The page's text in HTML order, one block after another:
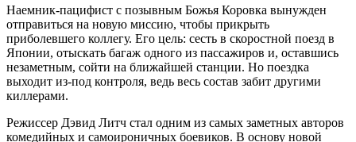
Наемник-пацифист с позывным Божья Коровка вынужден
отправиться на новую миссию, чтобы прикрыть
приболевшего коллегу. Его цель: сесть в скоростной поезд в
Японии, отыскать багаж одного из пассажиров и, оставшись
незаметным, сойти на ближайшей станции. Но поездка
выходит из-под контроля, ведь весь состав забит другими
киллерами.
Режиссер Дэвид Литч стал одним из самых заметных авторов
комедийных и самоироничных боевиков. В основу новой